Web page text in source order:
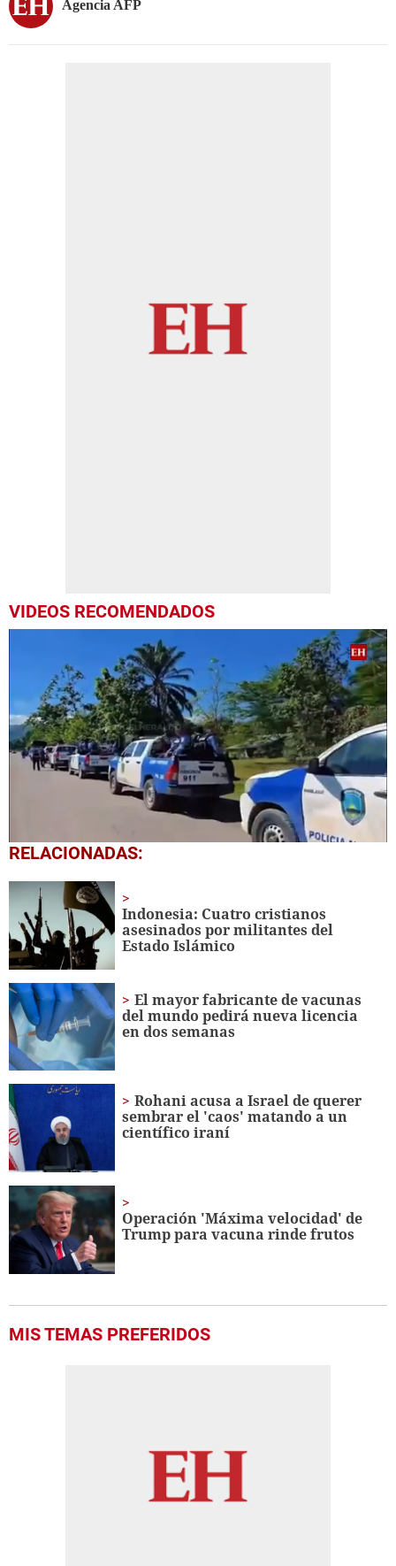
Agencia AFP
VIDEOS RECOMENDADOS
1
second
49
seconds
RELACIONADAS:
Indonesia: Cuatro cristianos
asesinados por militantes del
Estado Islámico
El mayor fabricante de vacunas
del mundo pedirá nueva licencia
en dos semanas
Rohani acusa a Israel de querer
sembrar el 'caos' matando a un
científico iraní
Operación 'Máxima velocidad' de
Trump para vacuna rinde frutos
MIS TEMAS PREFERIDOS